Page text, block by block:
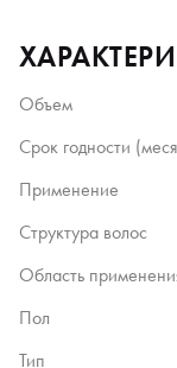
Объем
Срок годности
Применение
Структура волос
Область
Пол
Тип